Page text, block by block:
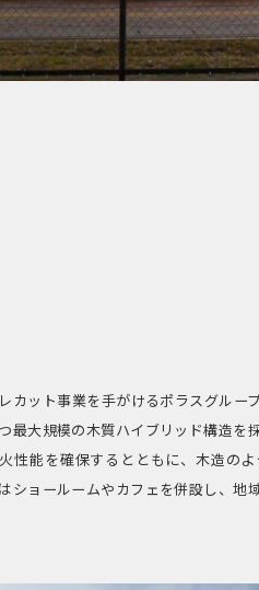
カット事業を手がけるポラスグルー
最大規模の木質ハイブリッド構造を
性能を確保するとともに、木造の
ショールームやカフェを併設し、地